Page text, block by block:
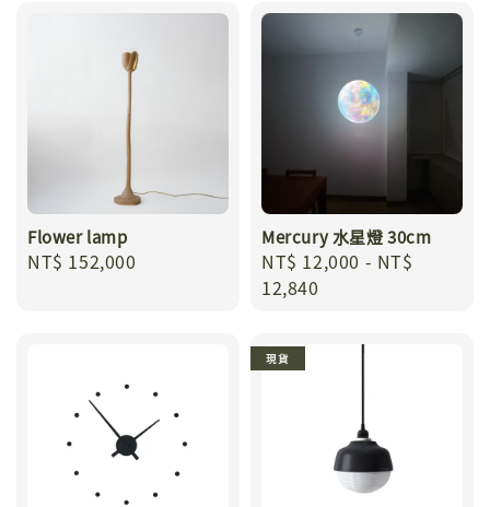
Flower lamp
Regular
NT$ 152,000
Mercury 水星燈 30cm
Regular
price
NT$ 12,000 - NT$
12,840
現貨